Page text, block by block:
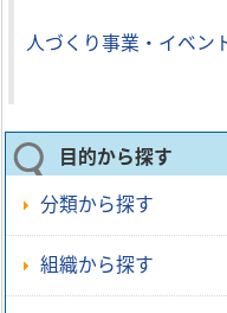
人づくり事業・イベン
目的から探す
分類から探す
組織から探す